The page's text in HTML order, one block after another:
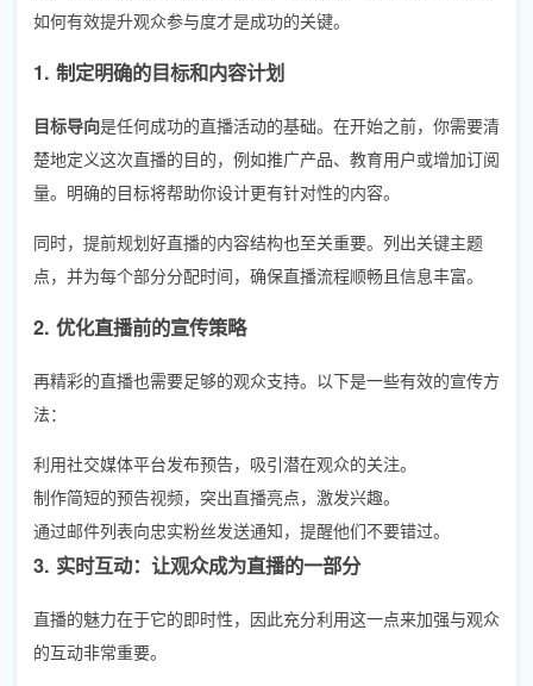
如何有效提升观众参与度才是成功的关键。
1. 制定明确的目标和内容计划
目标导向是任何成功的直播活动的基础。在开始之前，你需要清
楚地定义这次直播的目的，例如推广产品、教育用户或增加订阅
量。明确的目标将帮助你设计更有针对性的内容。
同时，提前规划好直播的内容结构也至关重要。列出关键主题
点，并为每个部分分配时间，确保直播流程顺畅且信息丰富。
2. 优化直播前的宣传策略
再精彩的直播也需要足够的观众支持。以下是一些有效的宣传方
法：
利用社交媒体平台发布预告，吸引潜在观众的关注。
制作简短的预告视频，突出直播亮点，激发兴趣。
通过邮件列表向忠实粉丝发送通知，提醒他们不要错过。
3. 实时互动：让观众成为直播的一部分
直播的魅力在于它的即时性，因此充分利用这一点来加强与观众
的互动非常重要。